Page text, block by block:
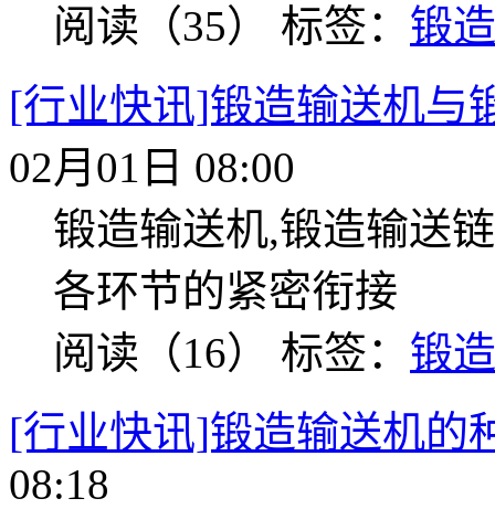
阅读（35） 标签： 锻
[行业快讯]锻造输送机与
02月01日 08:00
锻造输送机,锻造输送
各环节的紧密衔接
阅读（16） 标签： 锻
[行业快讯]锻造输送机的
08:18